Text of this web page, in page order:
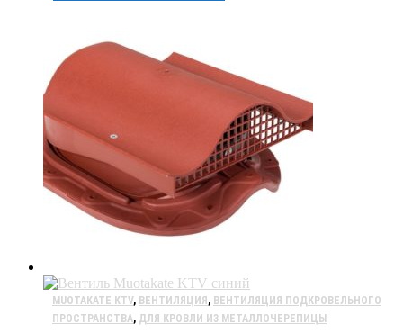
MUOTAKATE KTV, ВЕНТИЛЯЦИЯ, ВЕНТИЛЯЦИЯ ПОДКРОВЕЛЬНОГО
ПРОСТРАНСТВА, ДЛЯ КРОВЛИ ИЗ МЕТАЛЛОЧЕРЕПИЦЫ